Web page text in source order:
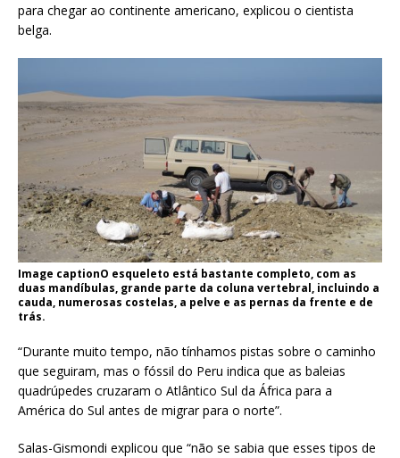
para chegar ao continente americano, explicou o cientista
belga.
Image captionO esqueleto está bastante completo, com as
duas mandíbulas, grande parte da coluna vertebral, incluindo a
cauda, ​​numerosas costelas, a pelve e as pernas da frente e de
trás.
“Durante muito tempo, não tínhamos pistas sobre o caminho
que seguiram, mas o fóssil do Peru indica que as baleias
quadrúpedes cruzaram o Atlântico Sul da África para a
América do Sul antes de migrar para o norte”.
Salas-Gismondi explicou que “não se sabia que esses tipos de